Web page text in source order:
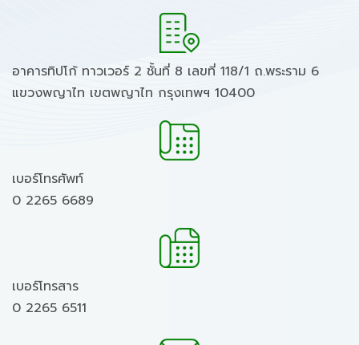
อาคารทิปโก้ ทาวเวอร์ 2 ชั้นที่ 8 เลขที่ 118/1 ถ.พระราม 6
แขวงพญาไท เขตพญาไท กรุงเทพฯ 10400
เบอร์โทรศัพท์
0 2265 6689
เบอร์โทรสาร
0 2265 6511